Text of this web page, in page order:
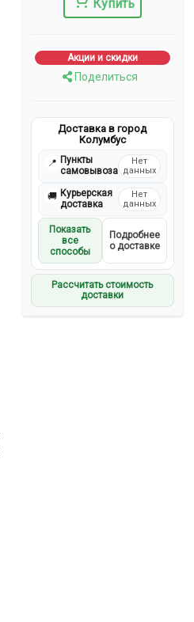
Купить
Акции и скидки
Поделиться
Доставка в город
Колумбус
📍 Пункты
самовывоза
Нет
данных
🚚 Курьерская
доставка
Нет
данных
Показать
все
способы
Подробнее
о доставке
Рассчитать стоимость
доставки